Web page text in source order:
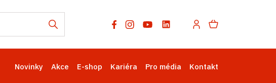
Novinky Akce E-shop Kariéra Pro média Kontakt